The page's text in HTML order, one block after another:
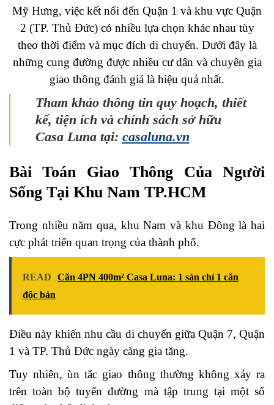
Mỹ Hưng, việc kết nối đến Quận 1 và khu vực Quận
2 (TP. Thủ Đức) có nhiều lựa chọn khác nhau tùy
theo thời điểm và mục đích di chuyển. Dưới đây là
những cung đường được nhiều cư dân và chuyên gia
giao thông đánh giá là hiệu quả nhất.
Tham khảo thông tin quy hoạch, thiết
kế, tiện ích và chính sách sở hữu
Casa Luna tại: casaluna.vn
Bài Toán Giao Thông Của Người
Sống Tại Khu Nam TP.HCM
Trong nhiều năm qua, khu Nam và khu Đông là hai
cực phát triển quan trọng của thành phố.
READ
Căn 4PN 400m² Casa Luna: 1 sàn chỉ 1 căn
độc bản
Điều này khiến nhu cầu di chuyển giữa Quận 7, Quận
1 và TP. Thủ Đức ngày càng gia tăng.
Tuy nhiên, ùn tắc giao thông thường không xảy ra
trên toàn bộ tuyến đường mà tập trung tại một số